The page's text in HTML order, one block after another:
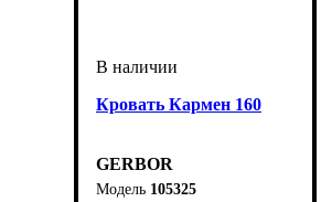
Кровать Кармен 160
GERBOR
105325